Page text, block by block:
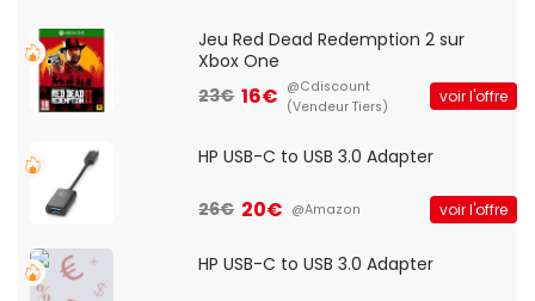
Jeu Red Dead Redemption 2 sur
Xbox One
23€ 16€ @Cdiscount
(Vendeur Tiers)
voir l'offre
HP USB-C to USB 3.0 Adapter
26€ 20€ @Amazon voir l'offre
HP USB-C to USB 3.0 Adapter